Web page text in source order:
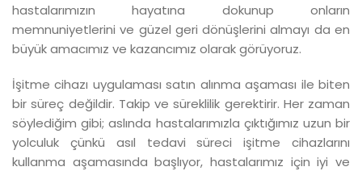
hastalarımızın hayatına dokunup onların
memnuniyetlerini ve güzel geri dönüşlerini almayı da en
büyük amacımız ve kazancımız olarak görüyoruz.
İşitme cihazı uygulaması satın alınma aşaması ile biten
bir süreç değildir. Takip ve süreklilik gerektirir. Her zaman
söylediğim gibi; aslında hastalarımızla çıktığımız uzun bir
yolculuk çünkü asıl tedavi süreci işitme cihazlarını
kullanma aşamasında başlıyor, hastalarımız için iyi ve